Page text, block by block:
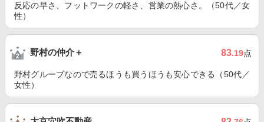
反応の早さ、フットワークの軽さ、営業の熱心さ。（50代／女
性）
野村の仲介＋ 83.19点
野村グループなので売るほうも買うほうも安心できる（50代／
女性）